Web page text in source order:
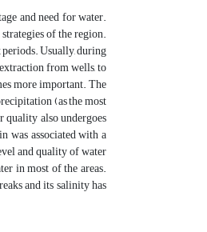
and need for water.
of the region.
Usually, during
from wells, to
more important. The
(as the most
quality also undergoes
was associated with a
and quality of water
in most of the areas.
and its salinity has